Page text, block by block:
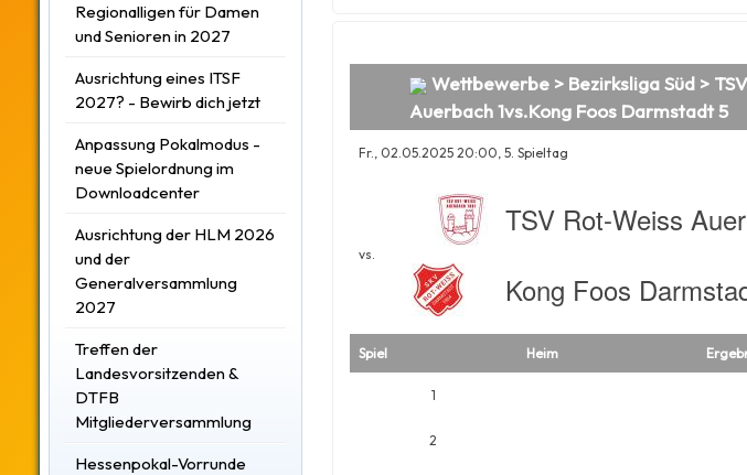
Regionalligen für Damen
und Senioren in 2027
Ausrichtung eines ITSF
2027? - Bewirb dich jetzt
Anpassung Pokalmodus -
neue Spielordnung im
Downloadcenter
Ausrichtung der HLM 2026
und der
Generalversammlung
2027
Treffen der
Landesvorsitzenden &
DTFB
Mitgliederversammlung
Hessenpokal-Vorrunde
Wettbewerbe> Bezirksliga Süd>
Auerbach 1vs.Kong Foos Darmstadt 5
Fr., 02.05.2025 20:00, 5. Spieltag
vs.
TSV Rot-Weiss
Kong Foos
Spiel Heim
1
2